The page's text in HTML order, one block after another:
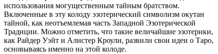
использования могущественным тайным братством.
Включенные в эту колоду эзотерический символизм окутан
тайной, как неотъемлемая часть Западной Эзотерической
Традиции. Можно отметить, что такие величайшие эзотерики,
как Райдер Уэйт и Алистер Кроули, развили свои идеи о Таро,
основываясь именно на этой колоде.